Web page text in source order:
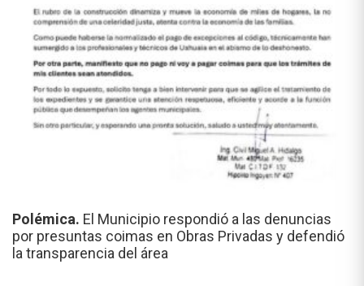
Polémica. El Municipio respondió a las denuncias
por presuntas coimas en Obras Privadas y defendió
la transparencia del área